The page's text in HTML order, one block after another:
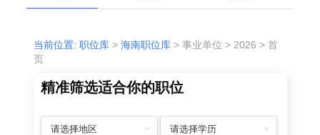
当前位置: 职位库> 海南职位库> 事业单位 > 2026 > 首
页
精准筛选适合你的职位
请选择地区 请选择学历